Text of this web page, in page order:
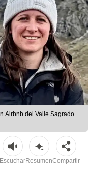
Airbnb del Valle Sagrado
EscucharResumenCompartir